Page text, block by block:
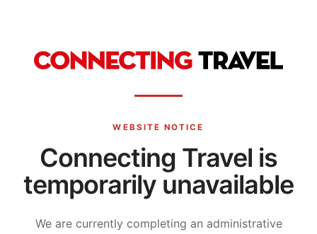
WEBSITE NOTICE
Connecting Travel is
temporarily unavailable
We are currently completing an administrative